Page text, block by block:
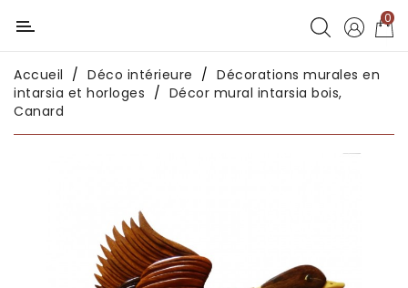
Catégorie
Déco
chambres
0
Accueil Déco intérieure
Décorations murales en
intarsia et horloges
Décor mural intarsia bois,
Canard